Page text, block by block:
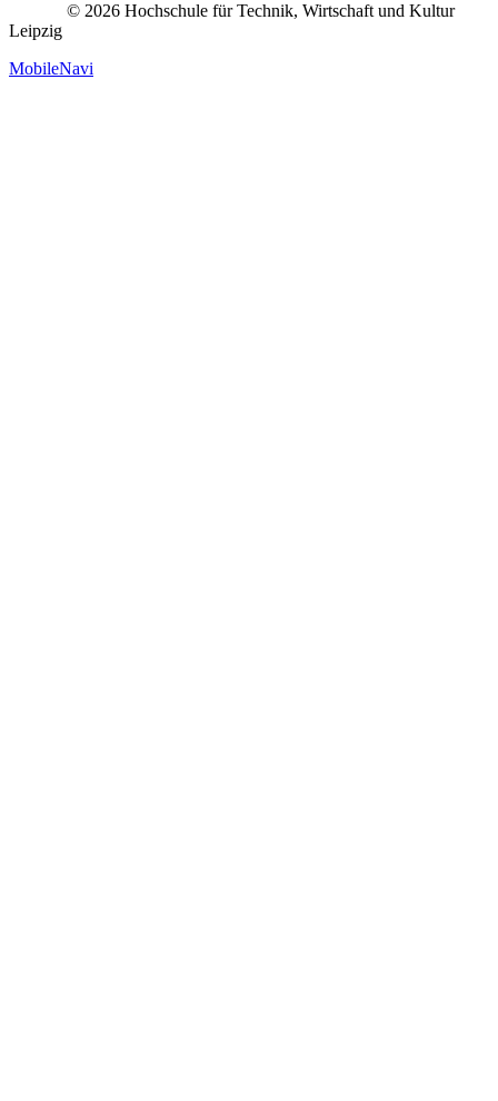
© 2026 Hochschule für Technik, Wirtschaft und Kultur
Leipzig
MobileNavi